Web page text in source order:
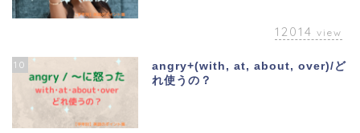
12014 view
10
angry+(with, at, about, over)/ど
れ使うの？